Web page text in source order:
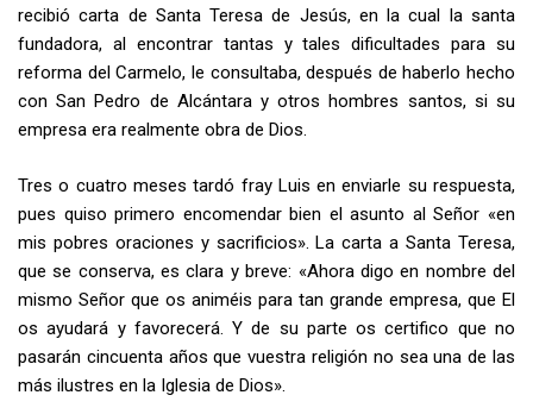
recibió carta de Santa Teresa de Jesús, en la cual la santa
fundadora, al encontrar tantas y tales dificultades para su
reforma del Carmelo, le consultaba, después de haberlo hecho
con San Pedro de Alcántara y otros hombres santos, si su
empresa era realmente obra de Dios.
Tres o cuatro meses tardó fray Luis en enviarle su respuesta,
pues quiso primero encomendar bien el asunto al Señor «en
mis pobres oraciones y sacrificios». La carta a Santa Teresa,
que se conserva, es clara y breve: «Ahora digo en nombre del
mismo Señor que os animéis para tan grande empresa, que El
os ayudará y favorecerá. Y de su parte os certifico que no
pasarán cincuenta años que vuestra religión no sea una de las
más ilustres en la Iglesia de Dios».